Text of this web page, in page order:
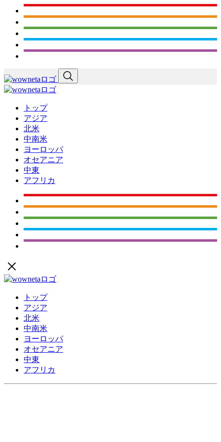
トップ
アジア
北米
中南米
ヨーロッパ
オセアニア
中東
アフリカ
トップ
アジア
北米
中南米
ヨーロッパ
オセアニア
中東
アフリカ